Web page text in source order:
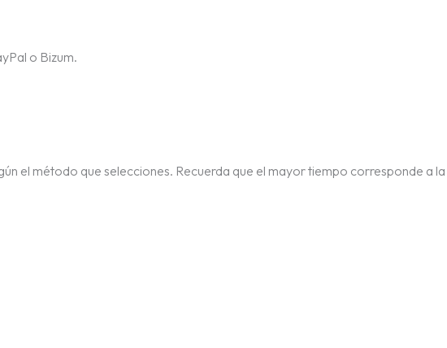
o Bizum.
el método que selecciones. Recuerda que el mayor tiempo corresponde a la